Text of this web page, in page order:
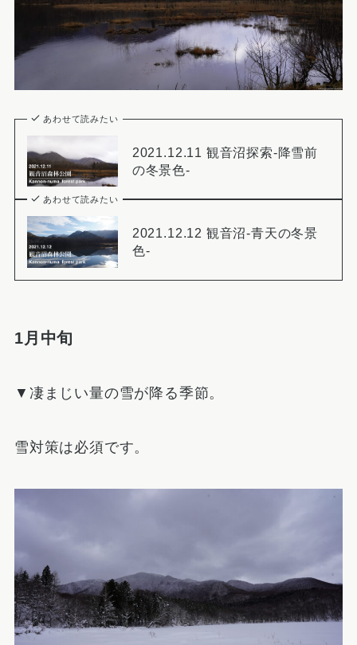
あわせて読みたい
2021.12.11 観音沼探索-降雪前
の冬景色-
あわせて読みたい
2021.12.12 観音沼-青天の冬景
色-
1月中旬
▼凄まじい量の雪が降る季節。
雪対策は必須です。